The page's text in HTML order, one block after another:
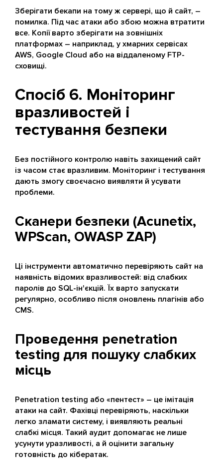
Зберігати бекапи на тому ж сервері, що й сайт, –
помилка. Під час атаки або збою можна втратити
все. Копії варто зберігати на зовнішніх
платформах – наприклад, у хмарних сервісах
AWS, Google Cloud або на віддаленому FTP-
сховищі.
Спосіб 6. Моніторинг
вразливостей і
тестування безпеки
Без постійного контролю навіть захищений сайт
із часом стає вразливим. Моніторинг і тестування
дають змогу своєчасно виявляти й усувати
проблеми.
Сканери безпеки (Acunetix,
WPScan, OWASP ZAP)
Ці інструменти автоматично перевіряють сайт на
наявність відомих вразливостей: від слабких
паролів до SQL-ін'єкцій. Їх варто запускати
регулярно, особливо після оновлень плагінів або
CMS.
Проведення penetration
testing для пошуку слабких
місць
Penetration testing або «пентест» – це імітація
атаки на сайт. Фахівці перевіряють, наскільки
легко зламати систему, і виявляють реальні
слабкі місця. Такий аудит допомагає не лише
усунути уразливості, а й оцінити загальну
готовність до кібератак.